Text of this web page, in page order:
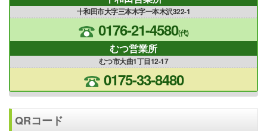
十和田市大字三本木字一本木沢322-1
0176-21-4580(代)
むつ営業所
むつ市大曲1丁目12-17
0175-33-8480
QRコード